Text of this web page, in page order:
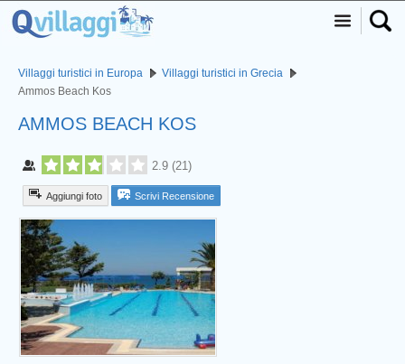
Villaggi turistici in Europa
Villaggi turistici in Grecia
Ammos Beach Kos
AMMOS BEACH KOS
2.9 (21 )
Aggiungi foto Scrivi Recensione